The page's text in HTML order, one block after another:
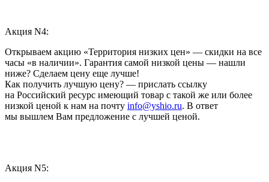
Акция N4:
Открываем акцию «Территория низких цен» — скидки на все
часы «в наличии». Гарантия самой низкой цены — нашли
ниже? Сделаем цену еще лучше!
Как получить лучшую цену? — прислать ссылку
на Российский ресурс имеющий товар с такой же или более
низкой ценой к нам на почту info@yshio.ru. В ответ
мы вышлем Вам предложение с лучшей ценой.
Акция N5: